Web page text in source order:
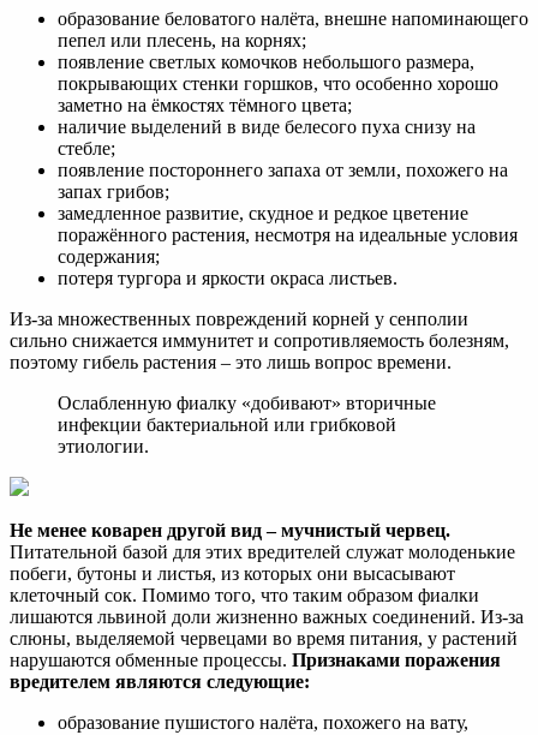
образование беловатого налёта, внешне напоминающего
пепел или плесень, на корнях;
появление светлых комочков небольшого размера,
покрывающих стенки горшков, что особенно хорошо
заметно на ёмкостях тёмного цвета;
наличие выделений в виде белесого пуха снизу на
стебле;
появление постороннего запаха от земли, похожего на
запах грибов;
замедленное развитие, скудное и редкое цветение
поражённого растения, несмотря на идеальные условия
содержания;
потеря тургора и яркости окраса листьев.
Из-за множественных повреждений корней у сенполии
сильно снижается иммунитет и сопротивляемость болезням,
поэтому гибель растения – это лишь вопрос времени.
Ослабленную фиалку «добивают» вторичные
инфекции бактериальной или грибковой
этиологии.
Не менее коварен другой вид – мучнистый червец.
Питательной базой для этих вредителей служат молоденькие
побеги, бутоны и листья, из которых они высасывают
клеточный сок. Помимо того, что таким образом фиалки
лишаются львиной доли жизненно важных соединений. Из-за
слюны, выделяемой червецами во время питания, у растений
нарушаются обменные процессы. Признаками поражения
вредителем являются следующие:
образование пушистого налёта, похожего на вату,